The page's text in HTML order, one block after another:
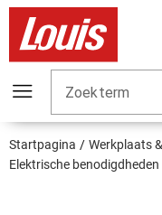
Zoekterm
Startpagina Werkplaats
Elektrische benodigdheden